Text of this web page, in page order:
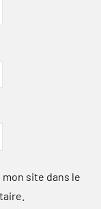
site dans le